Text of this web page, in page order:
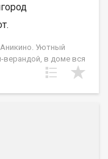
Уютный
верандой, в доме вся
электричество,
участка имеется
ровный, земля
новые теплицы,
сосновый воздух,